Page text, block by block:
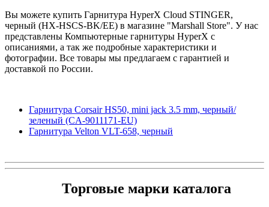
Вы можете купить Гарнитура HyperX Cloud STINGER,
черный (HX-HSCS-BK/EE) в магазине "Marshall Store". У нас
представлены Компьютерные гарнитуры HyperX с
описаниями, а так же подробные характеристики и
фотографии. Все товары мы предлагаем с гарантией и
доставкой по России.
Гарнитура Corsair HS50, mini jack 3.5 mm, черный/
зеленый (CA-9011171-EU)
Гарнитура Velton VLT-658, черный
Торговые марки каталога